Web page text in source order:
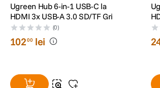
Ugreen Hub 6-in-1 USB-C la
HDMI 3x USB-A 3.0 SD/TF Gri
(0)
10200 lei